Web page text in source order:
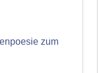
zum